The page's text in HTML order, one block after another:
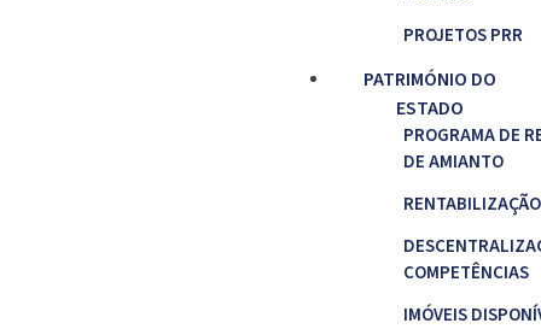
PROJETOS PRR
PATRIMÓNIO DO
ESTADO
PROGRAMA DE
DE AMIANTO
RENTABILIZAÇÃO
COMPETÊNCIAS
IMÓVEIS